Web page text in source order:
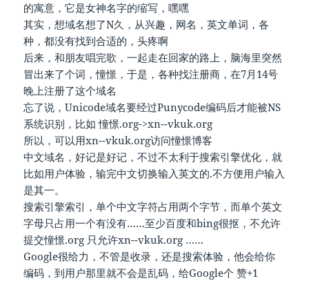
的寓意，它是女神名字的缩写，嘿嘿
其实，想域名想了N久，从兴趣，网名，英文单词，各
种，都没有找到合适的，头疼啊
后来，和朋友唱完歌，一起走在回家的路上，脑海里突然
冒出来了个词，憧憬，于是，各种找注册商，在7月14号
晚上注册了这个域名
忘了说，Unicode域名要经过Punycode编码后才能被NS
系统识别，比如 憧憬.org->xn--vkuk.org
所以，可以用xn--vkuk.org访问憧憬博客
中文域名，好记是好记，不过不太利于搜索引擎优化，就
比如用户体验，输完中文切换输入英文的.不方便用户输入
是其一。
搜索引擎索引，单个中文字符占用两个字节，而单个英文
字母只占用一个有没有……至少百度和bing很抠，不允许
提交憧憬.org 只允许xn--vkuk.org ……
Google很给力，不管是收录，还是搜索体验，他会给你
编码，到用户那里就不会是乱码，给Google个 赞+1